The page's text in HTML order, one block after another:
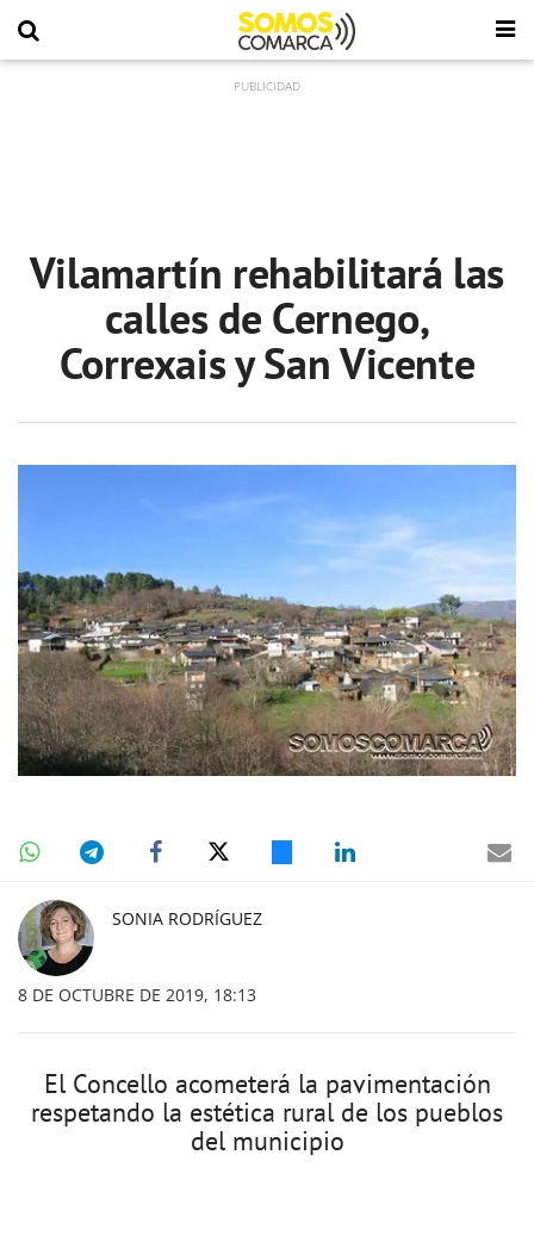
Vilamartín rehabilitará las
calles de Cernego,
Correxais y San Vicente
SONIA RODRÍGUEZ
8 DE OCTUBRE DE 2019, 18:13
El Concello acometerá la pavimentación
respetando la estética rural de los pueblos
del municipio